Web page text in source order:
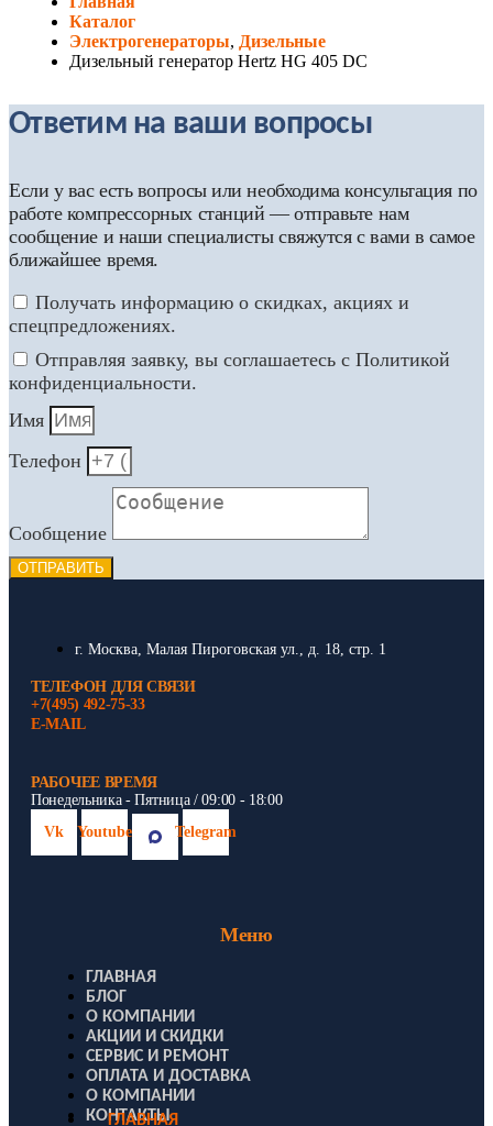
Каталог
Электрогенераторы, Дизельные
Дизельный генератор Hertz HG 405 DC
Ответим на ваши вопросы
Если у вас есть вопросы или необходима консультация по
работе компрессорных станций — отправьте нам
сообщение и наши специалисты свяжутся с вами в самое
ближайшее время.
Получать информацию о скидках, акциях и
спецпредложениях.
Отправляя заявку, вы соглашаетесь с Политикой
конфиденциальности.
Имя
Телефон
Сообщение
ОТПРАВИТЬ
г. Москва, Малая Пироговская ул., д. 18, стр. 1
ТЕЛЕФОН ДЛЯ СВЯЗИ
+7(495) 492-75-33
E-MAIL
РАБОЧЕЕ ВРЕМЯ
Понедельника - Пятница / 09:00 - 18:00
Vk
Youtube Telegram
Меню
ГЛАВНАЯ
БЛОГ
О КОМПАНИИ
АКЦИИ И СКИДКИ
СЕРВИС И РЕМОНТ
ОПЛАТА И ДОСТАВКА
О КОМПАНИИ
КОНТАКТЫ
ГЛАВНАЯ